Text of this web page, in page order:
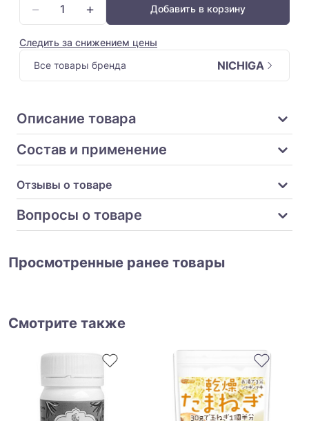
− + Добавить в корзину
Следить за снижением цены
Все товары бренда
NICHIGA
Описание товара
Состав и применение
Отзывы о товаре
Вопросы о товаре
Просмотренные ранее товары
Смотрите также